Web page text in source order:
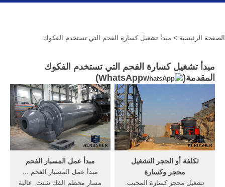
الصفحة الرئيسية > مبدأ تشغيل كسارة الفحم التي تستخدم الفكوك
مبدأ تشغيل كسارة الفحم التي تستخدم الفكوك
المقدمة(
WhatsApp
)
مبدأ عمل المسبار الفحم
مبدأ عمل المسبار الفحم ...
مسار محطم الفك شنت, عالية
تكلفة أو الحجر التشغيل
محجر وكسارة
تشغيل محجر كسارة المحبب.